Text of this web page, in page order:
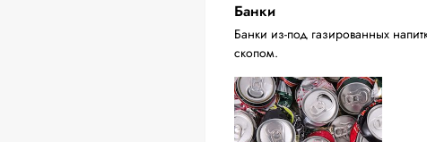
Банки
Банки из-под газированных
скопом.